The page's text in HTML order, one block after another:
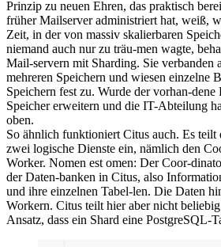
Prinzip zu neuen Ehren, das praktisch
früher Mailserver administriert hat, weiß,
Zeit, in der von massiv skalierbaren
niemand auch nur zu träu-men wagte,
Mail-servern mit Sharding. Sie verbanden
mehreren Speichern und wiesen einzelne
Speichern fest zu. Wurde der vorhan-
Speicher erweitern und die IT-Abteilung
oben.
So ähnlich funktioniert Citus auch. Es teilt
zwei logische Dienste ein, nämlich den
Worker. Nomen est omen: Der Coor-
der Daten-banken in Citus, also
und ihre einzelnen Tabel-len. Die Daten
Workern. Citus teilt hier aber nicht
Ansatz, dass ein Shard eine PostgreSQL-